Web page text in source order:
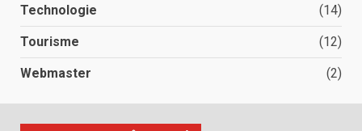
Technologie (14)
Tourisme (12)
Webmaster (2)